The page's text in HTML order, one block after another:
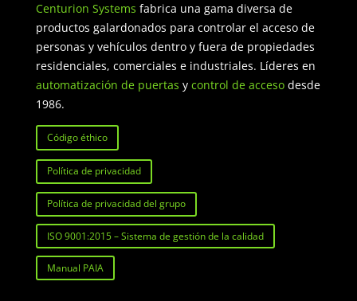
Centurion Systems fabrica una gama diversa de
productos galardonados para controlar el acceso de
personas y vehículos dentro y fuera de propiedades
residenciales, comerciales e industriales. Líderes en
automatización de puertas y control de accesodesde
1986.
Código éthico
Política de privacidad
Política de privacidad del grupo
ISO 9001:2015 – Sistema de gestión de la calidad
Manual PAIA